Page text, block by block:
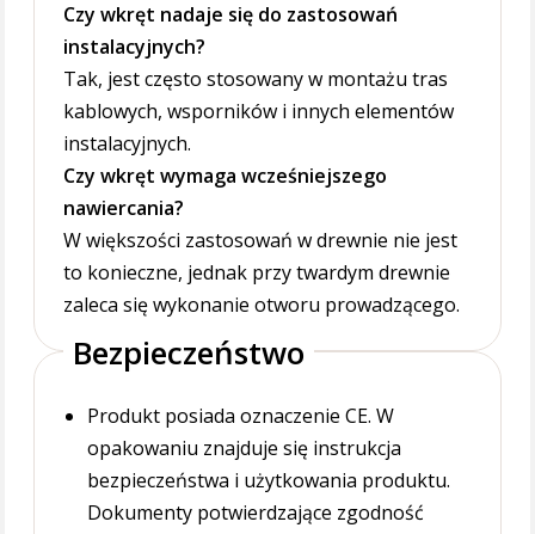
Czy wkręt nadaje się do zastosowań
instalacyjnych?
Tak, jest często stosowany w montażu tras
kablowych, wsporników i innych elementów
instalacyjnych.
Czy wkręt wymaga wcześniejszego
nawiercania?
W większości zastosowań w drewnie nie jest
to konieczne, jednak przy twardym drewnie
zaleca się wykonanie otworu prowadzącego.
Bezpieczeństwo
Produkt posiada oznaczenie CE. W
opakowaniu znajduje się instrukcja
bezpieczeństwa i użytkowania produktu.
Dokumenty potwierdzające zgodność